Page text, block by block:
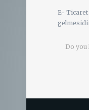
E-
Do you